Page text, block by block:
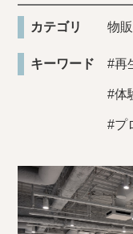
カテゴリ 物
キーワード #再
#体
#プ